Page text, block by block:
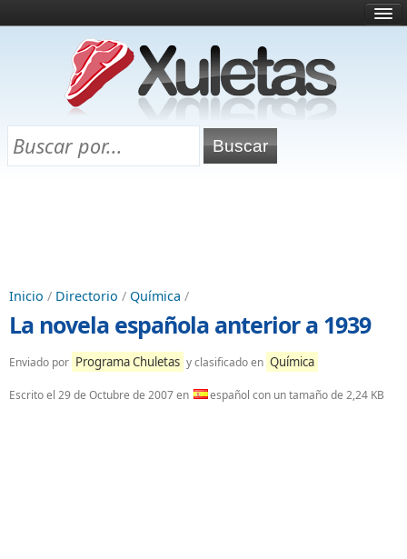
¿Qué es esto?
Directorio
Chuletas para exámenes
Inicio / Directorio / Química /
La novela española anterior a 1939
Enviado por Programa Chuletas y clasificado en Química
Escrito el 29 de Octubre de 2007en español con un tamaño de 2,24 KB